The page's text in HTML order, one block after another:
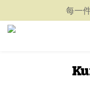
天然晶
每一
天然晶